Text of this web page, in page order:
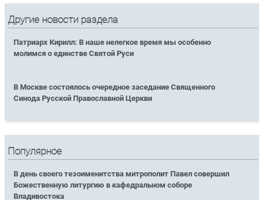
Другие новости раздела
Патриарх Кирилл: В наше нелегкое время мы особенно
молимся о единстве Святой Руси
В Москве состоялось очередное заседание Священного
Синода Русской Православной Церкви
Популярное
В день своего тезоименитства митрополит Павел совершил
Божественную литургию в кафедральном соборе
Владивостока